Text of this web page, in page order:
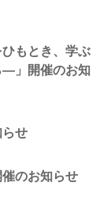
もとき、学ぶ
―」開催のお知
せ
のお知らせ